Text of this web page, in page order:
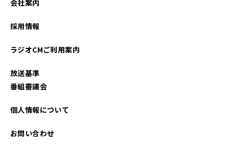
会社案内
採用情報
ラジオCMご利用案内
放送基準
番組審議会
個人情報について
お問い合わせ